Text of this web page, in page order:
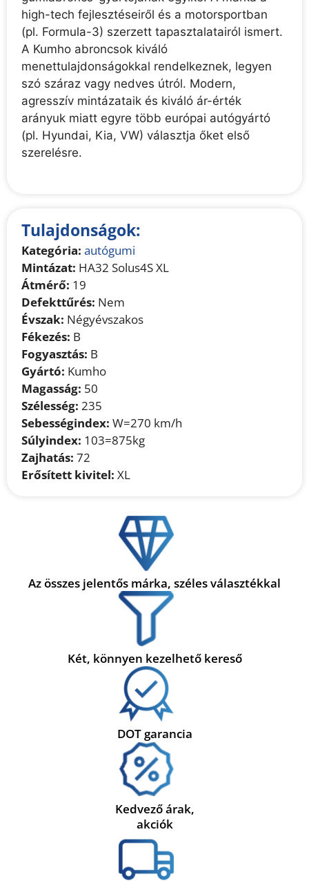
high-tech fejlesztéseiről és a motorsportban
(pl. Formula-3) szerzett tapasztalatairól ismert.
A Kumho abroncsok kiváló
menettulajdonságokkal rendelkeznek, legyen
szó száraz vagy nedves útról. Modern,
agresszív mintázataik és kiváló ár-érték
arányuk miatt egyre több európai autógyártó
(pl. Hyundai, Kia, VW) választja őket első
szerelésre.
Tulajdonságok:
Kategória: autógumi
Mintázat: HA32 Solus4S XL
Átmérő: 19
Defekttűrés: Nem
Évszak: Négyévszakos
Fékezés: B
Fogyasztás: B
Gyártó: Kumho
Magasság: 50
Szélesség: 235
Sebességindex: W=270 km/h
Súlyindex: 103=875kg
Zajhatás: 72
Erősített kivitel: XL
Az összes jelentős márka, széles választékkal
Két, könnyen kezelhető kereső
DOT garancia
Kedvező árak,
akciók